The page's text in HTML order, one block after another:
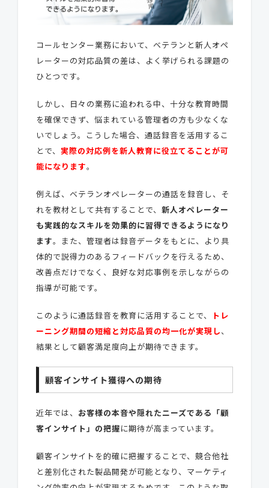
コールセンター業務において、ベテランと新人オペ
レーターの対応品質の差は、よく挙げられる課題の
ひとつです。
しかし、日々の業務に追われる中、十分な教育時間
を確保できず、悩まれている管理者の方も少なくな
いでしょう。こうした場合、通話録音を活用するこ
とで、 実際の対応例を新人教育に役立てることが可
能になります。
例えば、ベテランオペレーターの通話を録音し、そ
れを教材として共有することで、 新人オペレーター
も実践的なスキルを効果的に習得できるようになり
ます。また、管理者は録音データをもとに、より具
体的で説得力のあるフィードバックを行えるため、
改善点だけでなく、良好な対応事例を示しながらの
指導が可能です。
このように通話録音を教育に活用することで、
トレ
ーニング期間の短縮と対応品質の均一化が実現し、
結果として顧客満足度向上が期待できます。
顧客インサイト獲得への期待
近年では、 お客様の本音や隠れたニーズである「顧
客インサイト」の把握に期待が高まっています。
顧客インサイトを的確に把握することで、競合他社
と差別化された製品開発が可能となり、マーケティ